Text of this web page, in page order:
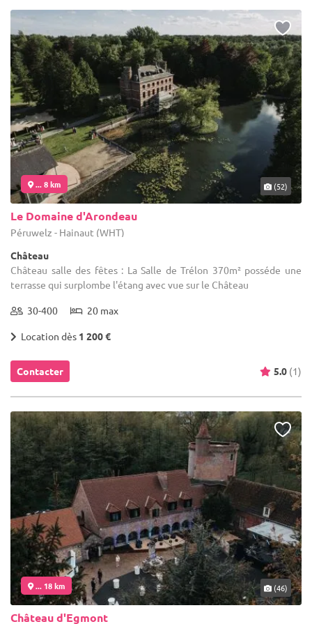
... 8 km (52)
Le Domaine d'Arondeau
Péruwelz - Hainaut (WHT)
Château
Château salle des fêtes : La Salle de Trélon 370m² posséde une
terrasse qui surplombe l'étang avec vue sur le Château
30-400 20 max
Location dès 1 200 €
Contacter 5.0 (1)
... 18 km (46)
Château d'Egmont